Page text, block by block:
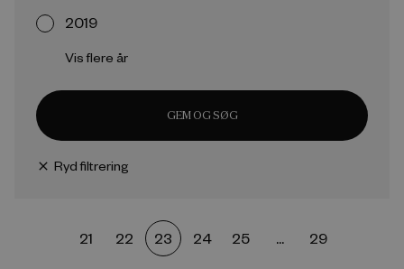
2019
Vis flere år
GEM OG SØG
close Ryd filtrering
21 22 23 24 25 ... 29